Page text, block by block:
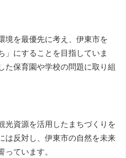
境を最優先に考え、伊東市を
」にすることを目指していま
た保育園や学校の問題に取り組
光資源を活用したまちづくりを
は反対し、伊東市の自然を未来
っています。